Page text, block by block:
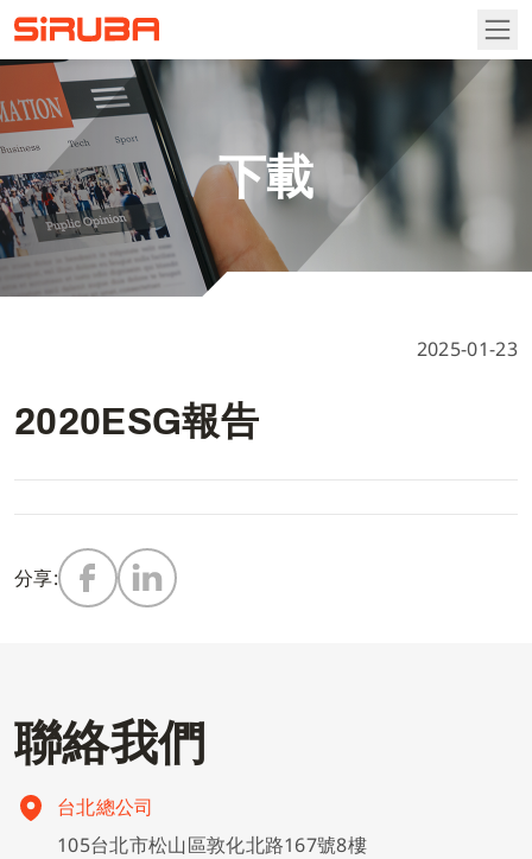
首頁
關於高林
聯絡我們
自動化縫紉機
包縫機
繃縫機
平縫機
特種機
下載專區
說明書
零件圖
型錄下載
投資人關係
基本資料
財務資訊
零件下單
菁英招募
繁體中文
下載
2025-01-23
2020ESG報告
分享:
聯絡我們
台北總公司
105台北市松山區敦化北路167號8樓